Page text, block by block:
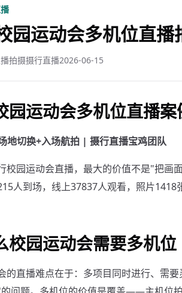
园运动会多机位直播
拍摄摄行直播2026-06-15
园运动会多机位直播
地切换+入场航拍 | 摄行直播宝鸡团队
校园运动会直播，最大的价值不是"把画
人到场，线上37837人观看，照片
校园运动会需要多机位
的直播难点在于：多项目同时进行、需